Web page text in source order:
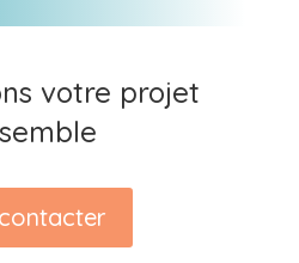
votre projet